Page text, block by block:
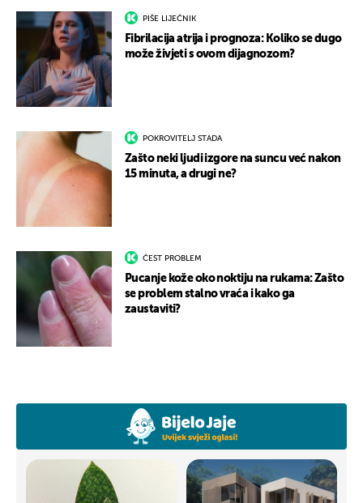
PIŠE LIJEČNIK
Fibrilacija atrija i prognoza: Koliko se dugo
može živjeti s ovom dijagnozom?
POKROVITELJ STADA
Zašto neki ljudi izgore na suncu već nakon
15 minuta, a drugi ne?
ČEST PROBLEM
Pucanje kože oko noktiju na rukama: Zašto
se problem stalno vraća i kako ga
zaustaviti?